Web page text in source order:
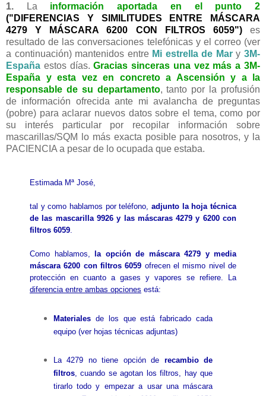
1. La información aportada en el punto 2
("DIFERENCIAS Y SIMILITUDES ENTRE MÁSCARA
4279 Y MÁSCARA 6200 CON FILTROS 6059")es
resultado de las conversaciones telefónicas y el correo (ver
a continuación) mantenidos entre Mi estrella de Mary3M-
España estos días.Gracias sinceras una vez más a 3M-
España y esta vez en concreto a Ascensión y a la
responsable de su departamento, tanto por la profusión
de información ofrecida ante mi avalancha de preguntas
(pobre) para aclarar nuevos datos sobre el tema, como por
su interés particular por recopilar información sobre
mascarillas/SQM lo más exacta posible para nosotros, y la
PACIENCIA a pesar de lo ocupada que estaba.
Estimada Mª José,
tal y como hablamos por teléfono, adjunto la hoja técnica
de las mascarilla 9926 y las máscaras 4279 y 6200 con
filtros 6059
Como hablamos,
la opción de máscara 4279 y media
máscara 6200 con filtros 6059 ofrecen el mismo nivel de
protección en cuanto a gases y vapores se refiere. La
diferencia entre ambas opciones está:
Materialesde los que está fabricado cada
equipo (ver hojas técnicas adjuntas)
La 4279 no tiene opción de recambio de
filtros, cuando se agotan los filtros, hay que
tirarlo todo y empezar a usar una máscara